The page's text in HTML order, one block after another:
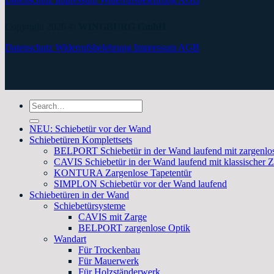
Datenschutz Widerrufsbelehrung Impressum AGB
Search
for:
NEU: Schiebetür vor der Wand
Schiebetüren Komplettsets
BELPORT Schiebetür in der Wand laufend mit
CAVIS Schiebetür in der Wand laufend mit klassischer
KONTURA Zargenlose Tapetentür
SIMPLON Schiebetür vor der Wand laufend
Schiebetüren in der Wand
Schiebetürsysteme
CAVIS mit Zarge
BELPORT zargenlose Optik
Wandart
Für Trockenbau
Für Mauerwerk
Für Holzständerwerk